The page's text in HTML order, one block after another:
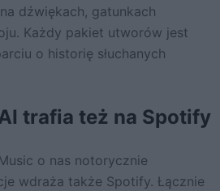
dźwiękach, gatunkach
Każdy pakiet utworów jest
o historię słuchanych
trafia też na Spotify
o nas notorycznie
wdraża także Spotify. Łącznie